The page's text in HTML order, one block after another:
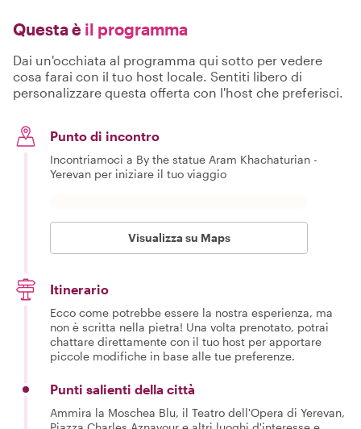
Questa è il programma
Dai un'occhiata al programma qui sotto per vedere
cosa farai con il tuo host locale. Sentiti libero di
personalizzare questa offerta con l'host che preferisci.
Punto di incontro
Incontriamoci a By the statue Aram Khachaturian -
Yerevan per iniziare il tuo viaggio
Visualizza su Maps
Itinerario
Ecco come potrebbe essere la nostra esperienza, ma
non è scritta nella pietra! Una volta prenotato, potrai
chattare direttamente con il tuo host per apportare
piccole modifiche in base alle tue preferenze.
Punti salienti della città
Ammira la Moschea Blu, il Teatro dell'Opera di Yerevan,